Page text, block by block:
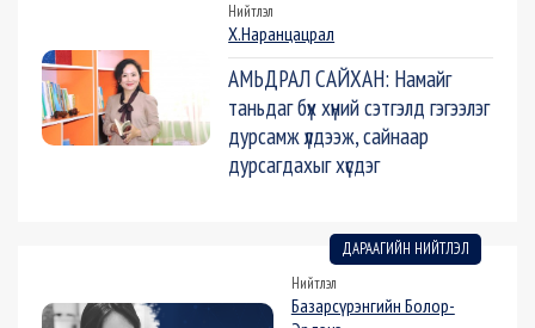
Нийтлэл
Х.Наранцацрал
АМЬДРАЛ САЙХАН: Намайг
таньдаг бүх хүний сэтгэлд гэгээлэг
дурсамж үлдээж, сайнаар
дурсагдахыг хүсдэг
ДАРААГИЙН НИЙТЛЭЛ
Нийтлэл
Базарсүрэнгийн Болор-